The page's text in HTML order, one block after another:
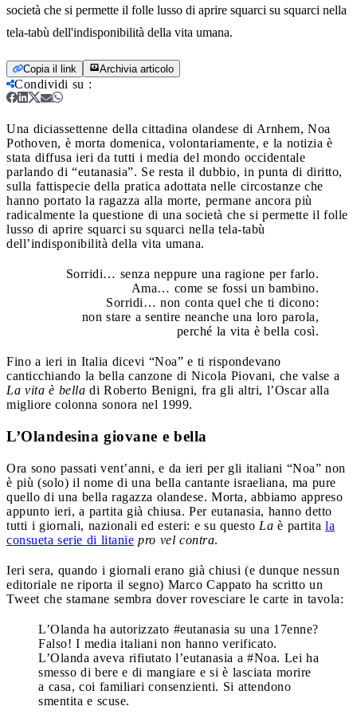
società che si permette il folle lusso di aprire squarci su squarci nella
tela-tabù dell'indisponibilità della vita umana.
Copia il link Archivia articolo
Condividi su :
Una diciassettenne della cittadina olandese di Arnhem, Noa
Pothoven, è morta domenica, volontariamente, e la notizia è
stata diffusa ieri da tutti i media del mondo occidentale
parlando di “eutanasia”. Se resta il dubbio, in punta di diritto,
sulla fattispecie della pratica adottata nelle circostanze che
hanno portato la ragazza alla morte, permane ancora più
radicalmente la questione di una società che si permette il folle
lusso di aprire squarci su squarci nella tela-tabù
dell’indisponibilità della vita umana.
Sorridi… senza neppure una ragione per farlo.
Ama… come se fossi un bambino.
Sorridi… non conta quel che ti dicono:
non stare a sentire neanche una loro parola,
perché la vita è bella così.
Fino a ieri in Italia dicevi “Noa” e ti rispondevano
canticchiando la bella canzone di Nicola Piovani, che valse a
La vita è bella di Roberto Benigni, fra gli altri, l’Oscar alla
migliore colonna sonora nel 1999.
L’Olandesina giovane e bella
Ora sono passati vent’anni, e da ieri per gli italiani “Noa” non
è più (solo) il nome di una bella cantante israeliana, ma pure
quello di una bella ragazza olandese. Morta, abbiamo appreso
appunto ieri, a partita già chiusa. Per eutanasia, hanno detto
tutti i giornali, nazionali ed esteri: e su questo La è partita la
consueta serie di litanie pro vel contra.
Ieri sera, quando i giornali erano già chiusi (e dunque nessun
editoriale ne riporta il segno) Marco Cappato ha scritto un
Tweet che stamane sembra dover rovesciare le carte in tavola:
L’Olanda ha autorizzato #eutanasia su una 17enne?
Falso! I media italiani non hanno verificato.
L’Olanda aveva rifiutato l’eutanasia a #Noa. Lei ha
smesso di bere e di mangiare e si è lasciata morire
a casa, coi familiari consenzienti. Si attendono
smentita e scuse.